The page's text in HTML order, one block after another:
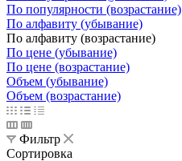
По популярности (возрастание)
По алфавиту (убывание)
По алфавиту (возрастание)
По цене (убывание)
По цене (возрастание)
Объем (убывание)
Объем (возрастание)
Фильтр
Сортировка